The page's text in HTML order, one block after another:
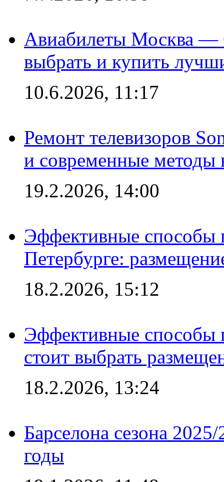
Авиабилеты Москва —
выбрать и купить
10.6.2026, 11:17
Ремонт телевизоров
и современные методы
19.2.2026, 14:00
Эффективные способы
Петербурге:
18.2.2026, 15:12
Эффективные способы
стоит выбрать
18.2.2026, 13:24
Барселона сезона
годы